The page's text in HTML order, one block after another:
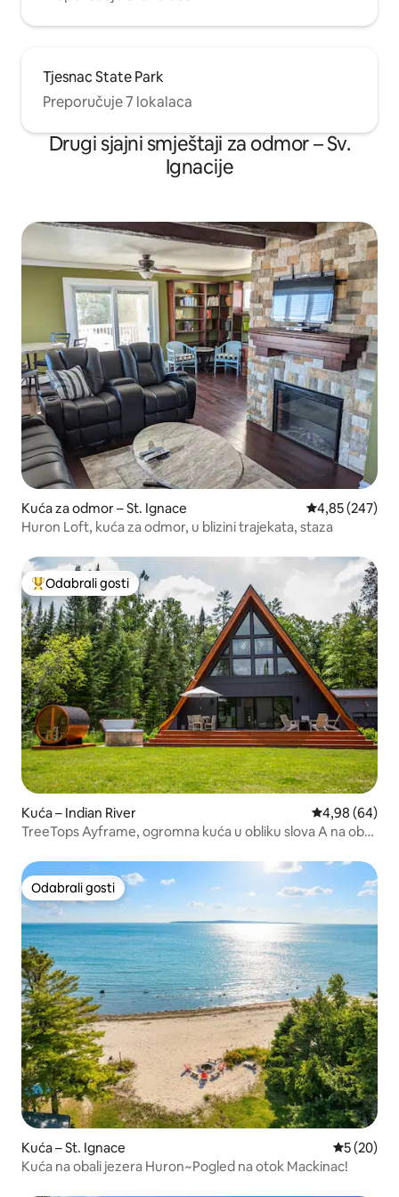
Tjesnac State Park
Preporučuje 7 lokalaca
Drugi sjajni smještaji za odmor – Sv.
Ignacije
Kuća za odmor – St. Ignace Prosječna
4,85 (247)
Huron Loft, kuća za odmor, u blizini trajekata, staza
Među najviše rangiranima s oznakom „Odabrali gosti”
Odabrali gosti
Kuća – Indian River Prosječna
4,98 (64)
TreeTops Ayframe, ogromna kuća u obliku slova A na obali
Odabrali gosti
Odabrali gosti
Kuća – St. Ignace Prosječna
5 (20)
Kuća na obali jezera Huron~Pogled na otok Mackinac!